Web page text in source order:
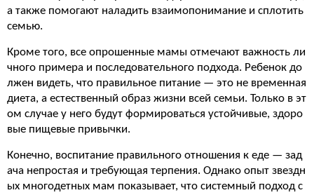
а также помогают наладить взаимопонимание и сплотить
семью.
Кроме того, все опрошенные мамы отмечают важность ли
чного примера и последовательного подхода. Ребенок до
лжен видеть, что правильное питание — это не временная
диета, а естественный образ жизни всей семьи. Только в эт
ом случае у него будут формироваться устойчивые, здоро
вые пищевые привычки.
Конечно, воспитание правильного отношения к еде — зад
ача непростая и требующая терпения. Однако опыт звездн
ых многодетных мам показывает, что системный подход с